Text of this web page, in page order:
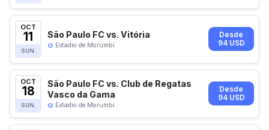
OCT
11
SUN.
São Paulo FC vs. Vitória
Estadio de Morumbi
Desde
94 USD
OCT
18
SUN.
São Paulo FC vs. Club de Regatas
Vasco da Gama
Estadio de Morumbi
Desde
94 USD